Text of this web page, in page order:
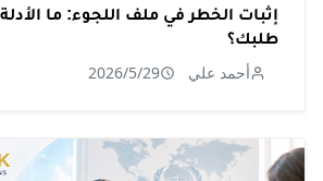
إثبات الخطر في ملف اللجوء: ما
طلبك؟
أحمد علي 2026/5/29